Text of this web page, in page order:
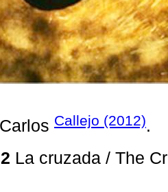
Callejo (2012).
La cruzada / The